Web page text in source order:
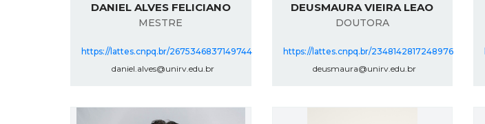
DANIEL ALVES FELICIANO
MESTRE
https://lattes.cnpq.br/2675346837149744
daniel.alves@unirv.edu.br
DEUSMAURA VIEIRA LEAO
DOUTORA
https://lattes.cnpq.br/2348142817248976
deusmaura@unirv.edu.br